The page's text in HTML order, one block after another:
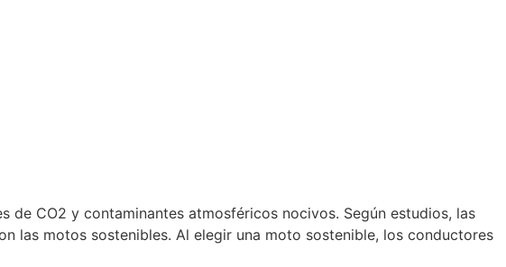
CO2 y contaminantes atmosféricos nocivos. Según estudios, las
las motos sostenibles. Al elegir una moto sostenible, los conductores